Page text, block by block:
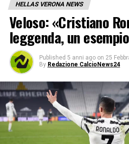
HELLAS VERONA NEWS
Veloso: «Cristiano
leggenda, un
Published 5 anni ago on 25
By Redazione CalcioNews24